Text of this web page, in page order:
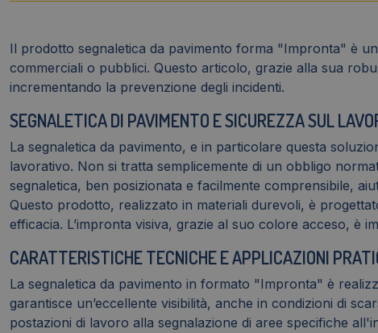
mm
-
172704
Il prodotto segnaletica da pavimento forma "Impronta" è
commerciali o pubblici. Questo articolo, grazie alla sua
incrementando la prevenzione degli incidenti.
SEGNALETICA DI PAVIMENTO E SICUREZZA SUL
La segnaletica da pavimento, e in particolare questa
lavorativo. Non si tratta semplicemente di un obbligo
segnaletica, ben posizionata e facilmente comprensibile,
Questo prodotto, realizzato in materiali durevoli, è
efficacia. L’impronta visiva, grazie al suo colore acceso, è
CARATTERISTICHE TECNICHE E APPLICAZIONI
La segnaletica da pavimento in formato "Impronta" è
garantisce un’eccellente visibilità, anche in condizioni di
postazioni di lavoro alla segnalazione di aree specifiche